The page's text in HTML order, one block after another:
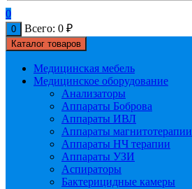
0
0 Всего: 0 ₽
Каталог товаров
Медицинская мебель
Медицинское оборудование
Анализаторы
Аппараты Боброва
Аппараты ИВЛ
Аппараты магнитотерапии
Аппараты НЧ терапии
Аппараты УЗИ
Аспираторы
Бактерицидные камеры